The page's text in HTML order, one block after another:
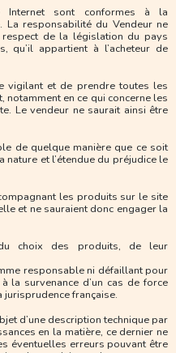
sont conformes à la
La responsabilité du Vendeur ne
de la législation du pays
appartient à l’acheteur de
vigilant et de prendre toutes les
notamment en ce qui concerne les
Le vendeur ne saurait ainsi être
de quelque manière que ce soit
nature et l’étendue du préjudice le
les produits sur le site
et ne sauraient donc engager la
choix des produits, de leur
responsable ni défaillant pour
la survenance d’un cas de force
française.
d’une description technique par
en la matière, ce dernier ne
éventuelles erreurs pouvant être